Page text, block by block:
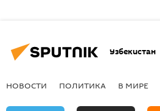
Узбекистан
НОВОСТИ ПОЛИТИКА В МИРЕ